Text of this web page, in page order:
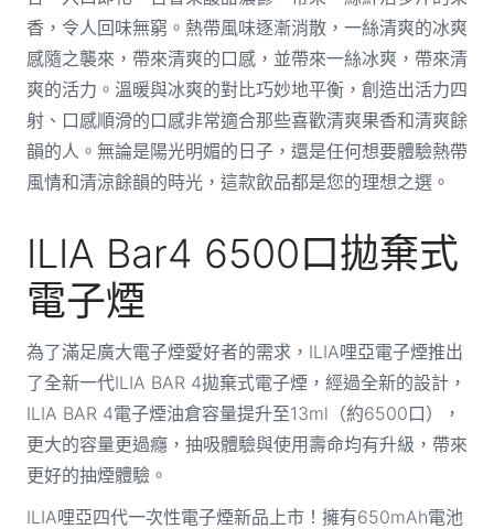
香，令人回味無窮。熱帶風味逐漸消散，一絲清爽的冰爽
感隨之襲來，帶來清爽的口感，並帶來一絲冰爽，帶來清
爽的活力。溫暖與冰爽的對比巧妙地平衡，創造出活力四
射、口感順滑的口感非常適合那些喜歡清爽果香和清爽餘
韻的人。無論是陽光明媚的日子，還是任何想要體驗熱帶
風情和清涼餘韻的時光，這款飲品都是您的理想之選。
ILIA Bar4 6500口拋棄式
電子煙
為了滿足廣大電子煙愛好者的需求，ILIA哩亞電子煙推出
了全新一代ILIA BAR 4拋棄式電子煙，經過全新的設計，
ILIA BAR 4電子煙油倉容量提升至13ml（約6500口），
更大的容量更過癮，抽吸體驗與使用壽命均有升級，帶來
更好的抽煙體驗。
ILIA哩亞四代一次性電子煙新品上市！擁有650mAh電池